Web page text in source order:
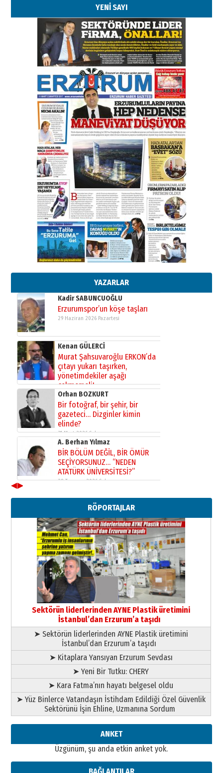
YENİ SAYI
YAZARLAR
Kenan GÜLERCİ
Murat Şahsuvaroğlu ERKON’da
çıtayı yukarı taşırken,
yönetimdekiler aşağı
çekmemeli!
17 Şubat 2026 SalıOrhan BOZKURT
Bir fotoğraf, bir şehir, bir
gazeteci… Dizginler kimin
elinde?
31 Mart 2026 Salı
A. Berhan Yılmaz
BİR BÖLÜM DEĞİL, BİR ÖMÜR
SEÇİYORSUNUZ… “NEDEN
ATATÜRK ÜNİVERSİTESİ?”
28 Temmuz 2026 Salı
Ahmet Gökhan YAZICI
Ahmed Yesevi’den bir Alperen…
”Reisimiz” idi… Hakka yürüdü.!
26 Mart 2026 Perşembe
Cem Bakırcı
Ardında bıraktığı hatıralarıyla
gönül adamı Faruk Terzioğlu!
13 Mayıs 2026 Çarşamba
Esat BİNDESEN
TRT’NİN BÖLGEYE AÇILAN SESİ
Kadir SABUNCUOĞLU
Erzurumspor’un köşe taşları
29 Haziran 2026 Pazartesi
Kenan GÜLERCİ
Murat Şahsuvaroğlu ERKON’da
çıtayı yukarı taşırken,
yönetimdekiler aşağı
çekmemeli!
17 Şubat 2026 SalıOrhan BOZKURT
Bir fotoğraf, bir şehir, bir
gazeteci… Dizginler kimin
elinde?
31 Mart 2026 Salı
A. Berhan Yılmaz
BİR BÖLÜM DEĞİL, BİR ÖMÜR
SEÇİYORSUNUZ… “NEDEN
ATATÜRK ÜNİVERSİTESİ?”
28 Temmuz 2026 Salı
Ahmed Yesevi’den bir Alperen…
”Reisimiz” idi… Hakka yürüdü.!
26 Mart 2026 Perşembe
Cem Bakırcı
Ardında bıraktığı hatıralarıyla
gönül adamı Faruk Terzioğlu!
13 Mayıs 2026 Çarşamba
Esat BİNDESEN
TRT’NİN BÖLGEYE AÇILAN SESİ
09 Ağustos 2026 Pazar
◀▶
RÖPORTAJLAR
Sektörün liderlerinden AYNE Plastik üretimini
İstanbul’dan Erzurum’a taşıdı
➤ Sektörün liderlerinden AYNE Plastik üretimini
İstanbul’dan Erzurum’a taşıdı
➤ Kitaplara Yansıyan Erzurum Sevdası
➤ Yeni Bir Tutku: CHERY
➤ Kara Fatma’nın hayatı belgesel oldu
➤ Yüz Binlerce Vatandaşın İstihdam Edildiği Özel Güvenlik
Sektörünü İşin Ehline, Uzmanına Sordum
ANKET
Üzgünüm, şu anda etkin anket yok.